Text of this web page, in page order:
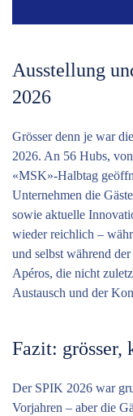
Ausstellung
2026
Grösser denn je war
2026. An 56 Hubs,
«MSK»-Halbtag
Unternehmen die
sowie aktuelle
wieder reichlich –
und selbst während
Apéros, die nicht
Austausch und der
Fazit: grösser,
Der SPIK 2026 war
Vorjahren – aber die